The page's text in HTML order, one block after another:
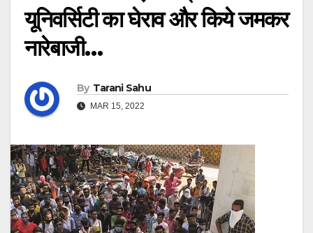
यूनिवर्सिटी का घेराव और किये जमकर
नारेबाजी…
By Tarani Sahu
MAR 15, 2022